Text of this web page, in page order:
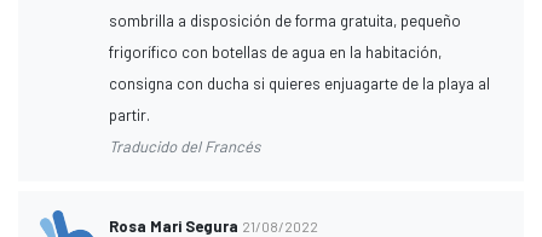
sombrilla a disposición de forma gratuita, pequeño
frigorífico con botellas de agua en la habitación,
consigna con ducha si quieres enjuagarte de la playa al
partir.
Traducido del Francés
Rosa Mari Segura 21/08/2022